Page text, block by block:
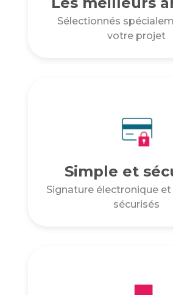
Sélectionnés
votre projet
Simple et
Signature électronique
sécurisés